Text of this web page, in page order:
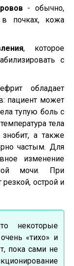
- обычно,
в почках, кожа
, которое
с
обладает
пациент может
тупую боль с
тела
а также
частым. Для
изменение
мочи. При
острой и
некоторые
«тихо» и
пока сами не